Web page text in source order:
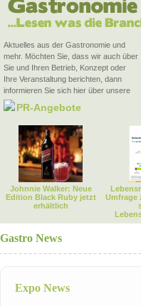
Aktuelles aus der Gastronomie und
mehr. Möchten Sie, dass wir auch über
Sie und Ihren Betrieb, Konzept oder
Ihre Veranstaltung berichten, dann
informieren Sie sich hier über unsere
PR-Angebote
Johnnie Walker: Neue
Edition Black Ruby jetzt
erhältlich
Umfrage
Gastro News
Expo News